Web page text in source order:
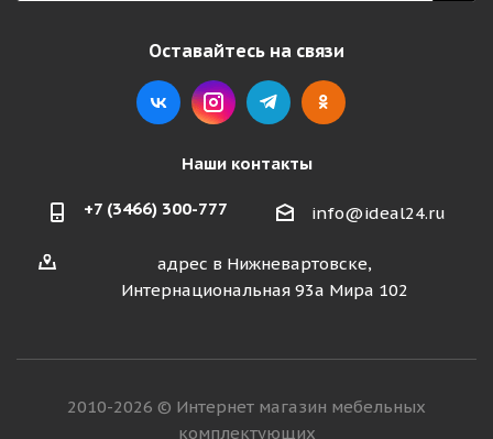
Оставайтесь на связи
Наши контакты
+7 (3466) 300-777 info@ideal24.ru
адрес в Нижневартовске,
Интернациональная 93а Мира 102
2010-2026 © Интернет магазин мебельных
комплектующих